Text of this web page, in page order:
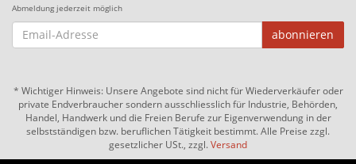
Abmeldung jederzeit möglich
EMAIL-
ADRESSE
abonnieren
* Wichtiger Hinweis: Unsere Angebote sind nicht für Wiederverkäufer oder
private Endverbraucher sondern ausschliesslich für Industrie, Behörden,
Handel, Handwerk und die Freien Berufe zur Eigenverwendung in der
selbstständigen bzw. beruflichen Tätigkeit bestimmt. Alle Preise zzgl.
gesetzlicher USt., zzgl.Versand